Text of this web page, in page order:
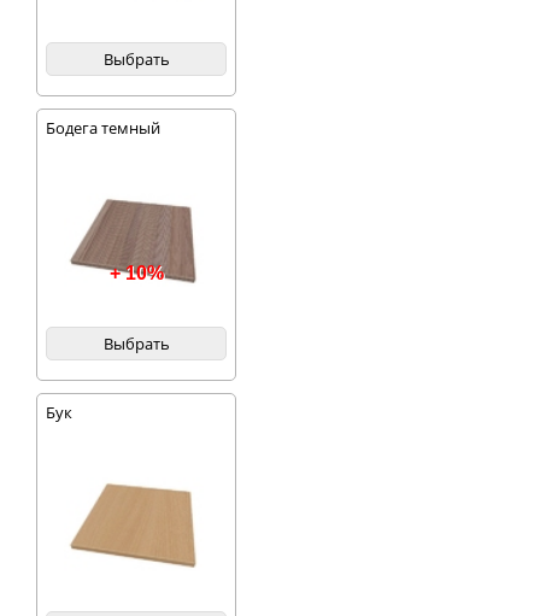
Выбрать
Бодега темный
+ 10%
Выбрать
Бук